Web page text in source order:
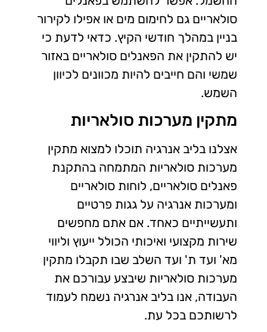
סולאריים גם לחימום מים או אפילו לקירור
בניין במהלך חודשי הקיץ. כדאי לדעת כי
יש להתקין את הפאנלים סולאריים באזור
שמשי והם חייבים להיות מכוונים לכיוון
השמש.
מתקין מערכות סולאריות
אצלנו בליב אנרגיה תוכלו למצוא מתקין
מערכות סולאריות המתמחה בהתקנת
פאנלים סולאריים, לוחות סולאריים
ומערכות אנרגיה על גגות פרטיים
ותעשייתיים כאחד. אם אתם מחפשים
שירות מקצועי ואיכותי הכולל ייעוץ וליווי
מא' ועד ת' ועד השלב שבו תקבלו מתקין
מערכות סולאריות שיבצע עבורכם את
העבודה, אנו בליב אנרגיה נשמח לעמוד
לרשותכם בכל עת.